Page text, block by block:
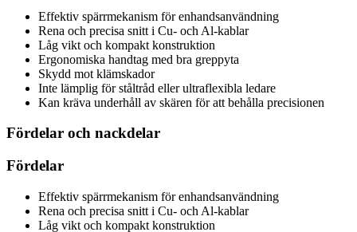
Effektiv spärrmekanism för enhandsanvändning
Rena och precisa snitt i Cu- och Al-kablar
Låg vikt och kompakt konstruktion
Ergonomiska handtag med bra greppyta
Skydd mot klämskador
Inte lämplig för ståltråd eller ultraflexibla ledare
Kan kräva underhåll av skären för att behålla precisionen
Fördelar och nackdelar
Fördelar
Effektiv spärrmekanism för enhandsanvändning
Rena och precisa snitt i Cu- och Al-kablar
Låg vikt och kompakt konstruktion